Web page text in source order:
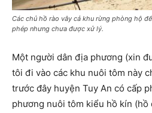
Các chủ hồ rào vây cả khu rừng phòng hộ
phép nhưng chưa được xử lý.
Một người dân địa phương (xin
tôi đi vào các khu nuôi tôm này
trước đây huyện Tuy An có cấp
phương nuôi tôm kiểu hồ kín (hồ